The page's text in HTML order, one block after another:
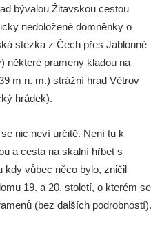
bývalou Žitavskou cestou
nedoložené domněnky o
stezka z Čech přes Jablonné
některé prameny kladou na
m n. m.) strážní hrad Větrov
hrádek).
nic neví určitě. Není tu k
a cesta na skalní hřbet s
kdy vůbec něco bylo, zničil
19. a 20. století, o kterém se
(bez dalších podrobností).